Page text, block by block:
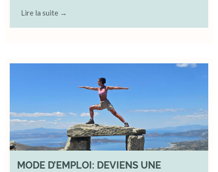
Lire la suite →
MODE D’EMPLOI: DEVIENS UNE